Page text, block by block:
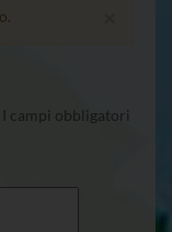
I campi obbligatori